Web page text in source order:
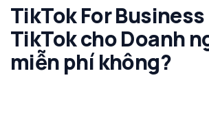
TikTok For
TikTok cho Doanh
miễn phí không?